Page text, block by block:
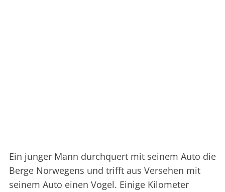
Ein junger Mann durchquert mit seinem Auto die
Berge Norwegens und trifft aus Versehen mit
seinem Auto einen Vogel. Einige Kilometer